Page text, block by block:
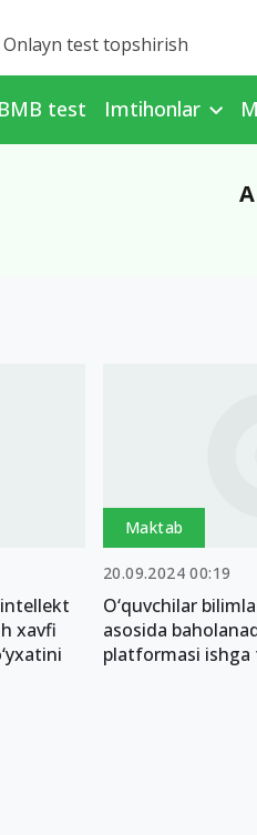
Onlayn test topshirish
test Imtihonlar
xavfi
Maktab
20.09.2024 00:19
O‘quvchilar
asosida
platformasi ishga